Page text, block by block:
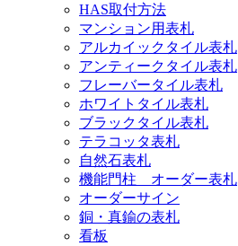
HAS取付方法
マンション用表札
アルカイックタイル表札
アンティークタイル表札
フレーバータイル表札
ホワイトタイル表札
ブラックタイル表札
テラコッタ表札
自然石表札
機能門柱 オーダー表札
オーダーサイン
銅・真鍮の表札
看板